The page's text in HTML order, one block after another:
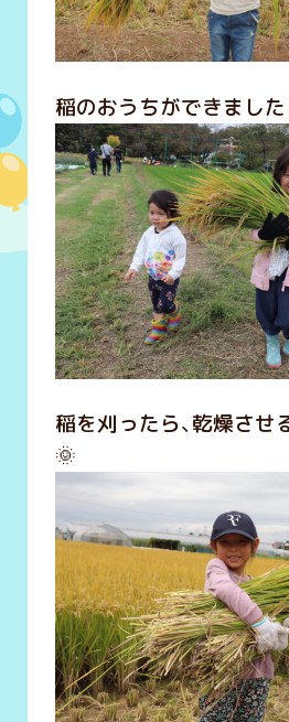
稲のおうちができまし
稲を刈ったら、乾燥させ
🌞